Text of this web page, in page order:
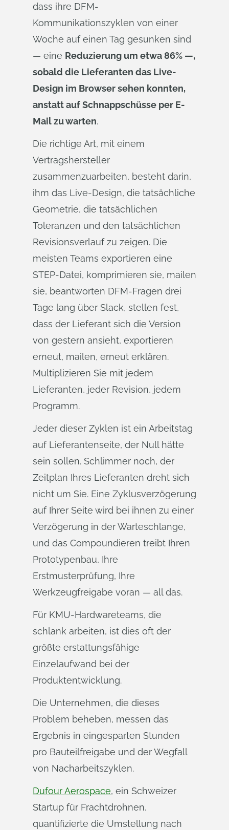
dass ihre DFM-
Kommunikationszyklen von einer
Woche auf einen Tag gesunken sind
— eine Reduzierung um etwa 86% —,
sobald die Lieferanten das Live-
Design im Browser sehen konnten,
anstatt auf Schnappschüsse per E-
Mail zu warten.
Die richtige Art, mit einem
Vertragshersteller
zusammenzuarbeiten, besteht darin,
ihm das Live-Design, die tatsächliche
Geometrie, die tatsächlichen
Toleranzen und den tatsächlichen
Revisionsverlauf zu zeigen. Die
meisten Teams exportieren eine
STEP-Datei, komprimieren sie, mailen
sie, beantworten DFM-Fragen drei
Tage lang über Slack, stellen fest,
dass der Lieferant sich die Version
von gestern ansieht, exportieren
erneut, mailen, erneut erklären.
Multiplizieren Sie mit jedem
Lieferanten, jeder Revision, jedem
Programm.
Jeder dieser Zyklen ist ein Arbeitstag
auf Lieferantenseite, der Null hätte
sein sollen. Schlimmer noch, der
Zeitplan Ihres Lieferanten dreht sich
nicht um Sie. Eine Zyklusverzögerung
auf Ihrer Seite wird bei ihnen zu einer
Verzögerung in der Warteschlange,
und das Compoundieren treibt Ihren
Prototypenbau, Ihre
Erstmusterprüfung, Ihre
Werkzeugfreigabe voran — all das.
Für KMU-Hardwareteams, die
schlank arbeiten, ist dies oft der
größte erstattungsfähige
Einzelaufwand bei der
Produktentwicklung.
Die Unternehmen, die dieses
Problem beheben, messen das
Ergebnis in eingesparten Stunden
pro Bauteilfreigabe und der Wegfall
von Nacharbeitszyklen.
Dufour Aerospace, ein Schweizer
Startup für Frachtdrohnen,
quantifizierte die Umstellung nach